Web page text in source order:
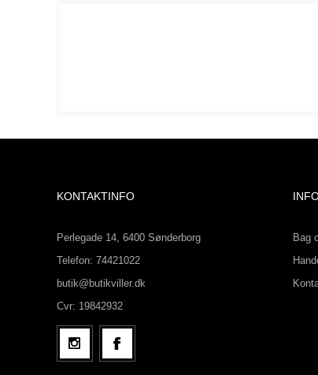
KONTAKTINFO
Perlegade 14, 6400 Sønderborg
Telefon: 74421022
butik@butikviller.dk
Cvr: 19842932
Bag